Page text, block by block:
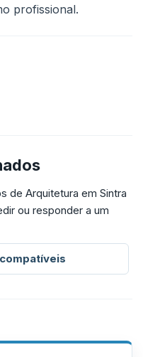
profissional.
de Arquitetura em Sintra
ou responder a um